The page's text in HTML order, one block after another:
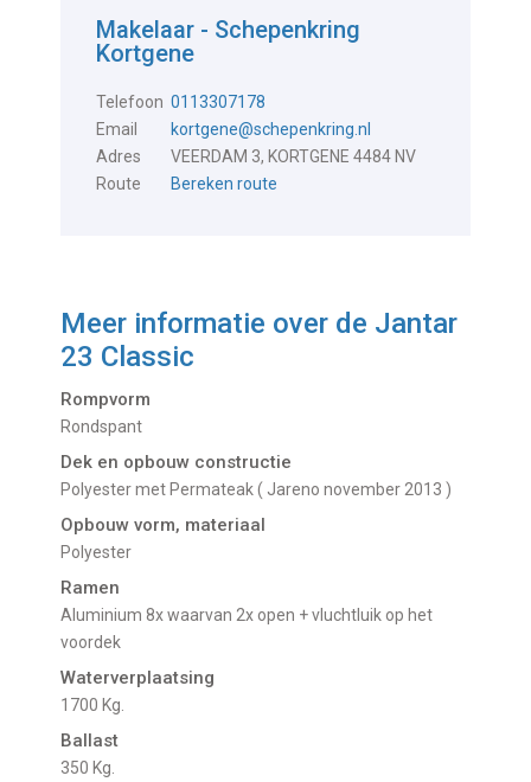
Makelaar - Schepenkring
Kortgene
Telefoon 0113307178
Email
kortgene@schepenkring.nl
Adres
VEERDAM 3, KORTGENE 4484 NV
Route
Bereken route
Meer informatie over de Jantar
23 Classic
Rompvorm
Rondspant
Dek en opbouw constructie
Polyester met Permateak ( Jareno november 2013 )
Opbouw vorm, materiaal
Polyester
Ramen
Aluminium 8x waarvan 2x open + vluchtluik op het
voordek
Waterverplaatsing
1700 Kg.
Ballast
350 Kg.